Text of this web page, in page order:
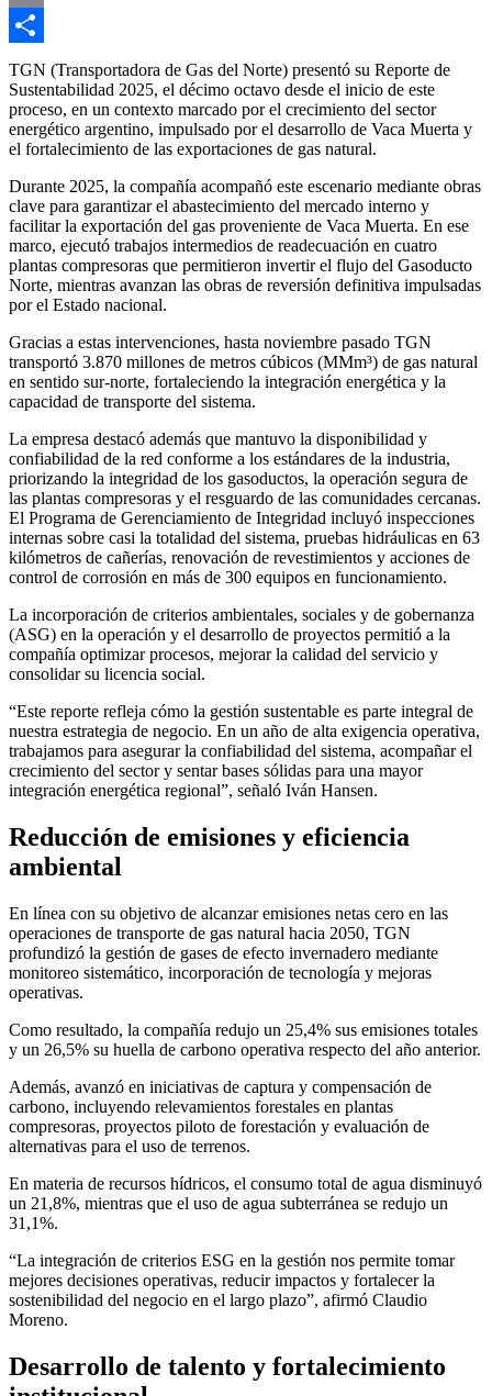
Email
Compartir
TGN (Transportadora de Gas del Norte) presentó su Reporte de
Sustentabilidad 2025, el décimo octavo desde el inicio de este
proceso, en un contexto marcado por el crecimiento del sector
energético argentino, impulsado por el desarrollo de Vaca Muerta y
el fortalecimiento de las exportaciones de gas natural.
Durante 2025, la compañía acompañó este escenario mediante obras
clave para garantizar el abastecimiento del mercado interno y
facilitar la exportación del gas proveniente de Vaca Muerta. En ese
marco, ejecutó trabajos intermedios de readecuación en cuatro
plantas compresoras que permitieron invertir el flujo del Gasoducto
Norte, mientras avanzan las obras de reversión definitiva impulsadas
por el Estado nacional.
Gracias a estas intervenciones, hasta noviembre pasado TGN
transportó 3.870 millones de metros cúbicos (MMm³) de gas natural
en sentido sur-norte, fortaleciendo la integración energética y la
capacidad de transporte del sistema.
La empresa destacó además que mantuvo la disponibilidad y
confiabilidad de la red conforme a los estándares de la industria,
priorizando la integridad de los gasoductos, la operación segura de
las plantas compresoras y el resguardo de las comunidades cercanas.
El Programa de Gerenciamiento de Integridad incluyó inspecciones
internas sobre casi la totalidad del sistema, pruebas hidráulicas en 63
kilómetros de cañerías, renovación de revestimientos y acciones de
control de corrosión en más de 300 equipos en funcionamiento.
La incorporación de criterios ambientales, sociales y de gobernanza
(ASG) en la operación y el desarrollo de proyectos permitió a la
compañía optimizar procesos, mejorar la calidad del servicio y
consolidar su licencia social.
“Este reporte refleja cómo la gestión sustentable es parte integral de
nuestra estrategia de negocio. En un año de alta exigencia operativa,
trabajamos para asegurar la confiabilidad del sistema, acompañar el
crecimiento del sector y sentar bases sólidas para una mayor
integración energética regional”, señaló Iván Hansen.
Reducción de emisiones y eficiencia
ambiental
En línea con su objetivo de alcanzar emisiones netas cero en las
operaciones de transporte de gas natural hacia 2050, TGN
profundizó la gestión de gases de efecto invernadero mediante
monitoreo sistemático, incorporación de tecnología y mejoras
operativas.
Como resultado, la compañía redujo un 25,4% sus emisiones totales
y un 26,5% su huella de carbono operativa respecto del año anterior.
Además, avanzó en iniciativas de captura y compensación de
carbono, incluyendo relevamientos forestales en plantas
compresoras, proyectos piloto de forestación y evaluación de
alternativas para el uso de terrenos.
En materia de recursos hídricos, el consumo total de agua disminuyó
un 21,8%, mientras que el uso de agua subterránea se redujo un
31,1%.
“La integración de criterios ESG en la gestión nos permite tomar
mejores decisiones operativas, reducir impactos y fortalecer la
sostenibilidad del negocio en el largo plazo”, afirmó Claudio
Moreno.
Desarrollo de talento y fortalecimiento